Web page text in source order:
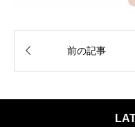
 前の記事